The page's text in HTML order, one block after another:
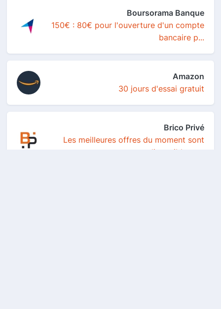
Boursorama Banque
150€ : 80€ pour l'ouverture d'un compte
bancaire p...
Amazon
30 jours d'essai gratuit
Brico Privé
Les meilleures offres du moment sont
disponibles g...